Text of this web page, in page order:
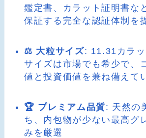
鑑定書、カラット証明書な
保証する完全な認証体制を
⚖️ 大粒サイズ: 11.31カラ
サイズは市場でも希少で、
値と投資価値を兼ね備えて
🏆 プレミアム品質: 天然の
ち、内包物が少ない最高グ
みを厳選